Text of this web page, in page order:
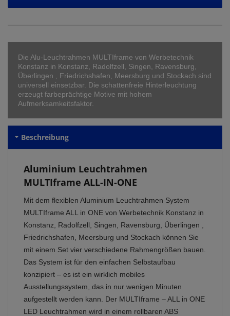
Die Alu-Leuchtrahmen MULTIframe von Werbetechnik
Konstanz in Konstanz, Radolfzell, Singen, Ravensburg,
Überlingen , Friedrichshafen, Meersburg und Stockach sind
universell einsetzbar. Die schattenfreie Hinterleuchtung
erzeugt farbeprächtige Motive mit hohem
Aufmerksamkeitsfaktor.
Beschreibung
Aluminium Leuchtrahmen
MULTIframe ALL-IN-ONE
Mit dem flexiblen Aluminium Leuchtrahmen System
MULTIframe ALL in ONE von Werbetechnik Konstanz in
Konstanz, Radolfzell, Singen, Ravensburg, Überlingen ,
Friedrichshafen, Meersburg und Stockach können Sie
mit einem Set vier verschiedene Rahmengrößen bauen.
Das System ist für den einfachen Selbstaufbau
konzipiert – es ist ein wirklich mobiles
Ausstellungssystem, das in nur wenigen Minuten
aufgestellt werden kann. Der MULTIframe – ALL in ONE
LED Leuchtrahmen wird in einem rollbaren ABS